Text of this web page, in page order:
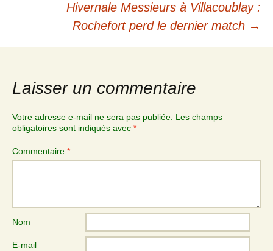
Hivernale Messieurs à Villacoublay :
Rochefort perd le dernier match →
Laisser un commentaire
Votre adresse e-mail ne sera pas publiée. Les champs
obligatoires sont indiqués avec *
Commentaire *
Nom
E-mail